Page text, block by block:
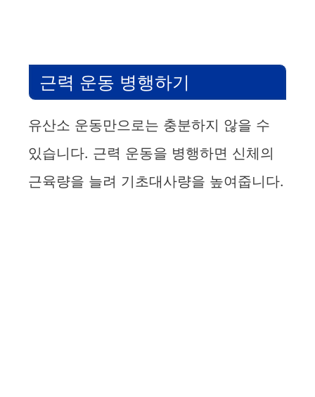
근력 운동 병행하기
유산소 운동만으로는 충분하지 않을 수
있습니다. 근력 운동을 병행하면 신체의
근육량을 늘려 기초대사량을 높여줍니다.